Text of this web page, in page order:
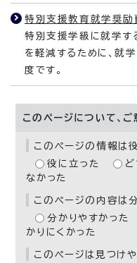
特別支援教育就学奨励
特別支援学級に就学す
を軽減するために、就
度です。
このページについて、
このページの情報は
役に立った
なかった
このページの内容は
分かりやすかった
かりにくかった
このページは見つけや